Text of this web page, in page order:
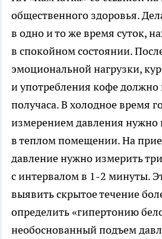
общественного здоровья.
в одно и то же время суток,
в спокойном состоянии.
эмоциональной нагрузки,
и употребления кофе
получаса. В холодное время
измерением давления нужно
в теплом помещении. На
давление нужно измерить
с интервалом в 1-2 минуты.
выявить скрытое течение
определить «гипертонию
необоснованный подъем